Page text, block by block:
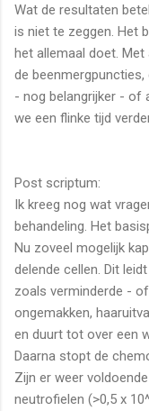
Wat de resultaten
is niet te zeggen. Het
het allemaal doet.
de
- nog belangrijker - of
we een flinke tijd
Post scriptum:
Ik kreeg nog wat
behandeling. Het
Nu zoveel mogelijk
delende cellen. Dit
zoals verminderde -
ongemakken,
en duurt tot over een
Daarna stopt de
Zijn er weer
neutrofielen (>0,5 x